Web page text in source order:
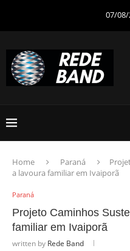
07/08/
Home Paraná
a lavoura familiar em Ivaiporã
Paraná
Projeto Caminhos
familiar em Ivaiporã
written by Rede Band